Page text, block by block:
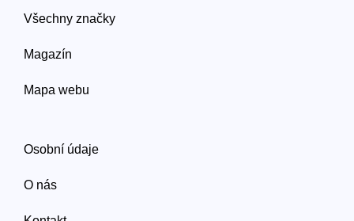
Všechny značky
Magazín
Mapa webu
Osobní údaje
O nás